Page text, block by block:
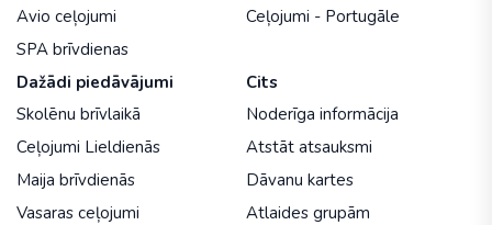
Avio ceļojumi
SPA brīvdienas
Ceļojumi - Portugāle
Dažādi piedāvājumi
Skolēnu brīvlaikā
Ceļojumi Lieldienās
Maija brīvdienās
Vasaras ceļojumi
Cits
Noderīga informācija
Atstāt atsauksmi
Dāvanu kartes
Atlaides grupām